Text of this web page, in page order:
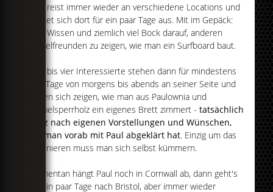
Paul reist immer wieder an verschiedene Locations und
breitet sich dort für ein paar Tage aus. Mit im Gepäck:
sein Wissen und ziemlich viel Bock darauf, anderen
Bastelfreunden zu zeigen, wie man ein Surfboard baut.
Drei bis vier Interessierte stehen dann für mindestens
drei Tage von morgens bis abends an seiner Seite und
lassen sich zeigen, wie man aus Paulownia und
Pappelsperrholz ein eigenes Brett zimmert - tatsächlich
ganz nach eigenen Vorstellungen und Wünschen,
die man vorab mit Paul abgeklärt hat. Einzig um das
Laminieren muss man sich selbst kümmern.
Momentan hängt Paul noch in Cornwall ab, dann geht's
für ein paar Tage nach Bristol, aber immer wieder